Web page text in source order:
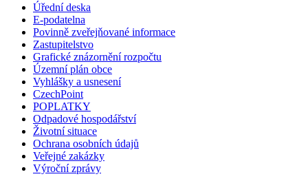
Úřední deska
E-podatelna
Povinně zveřejňované informace
Zastupitelstvo
Grafické znázornění rozpočtu
Územní plán obce
Vyhlášky a usnesení
CzechPoint
POPLATKY
Odpadové hospodářství
Životní situace
Ochrana osobních údajů
Veřejné zakázky
Výroční zprávy